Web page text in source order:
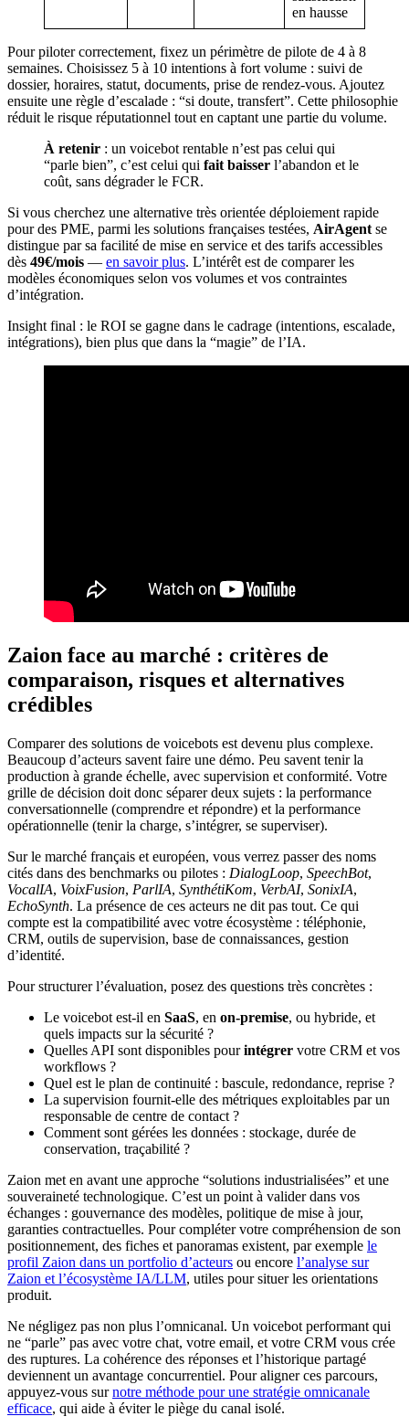
en hausse
Pour piloter correctement, fixez un périmètre de pilote de 4 à 8
semaines. Choisissez 5 à 10 intentions à fort volume : suivi de
dossier, horaires, statut, documents, prise de rendez-vous. Ajoutez
ensuite une règle d’escalade : “si doute, transfert”. Cette philosophie
réduit le risque réputationnel tout en captant une partie du volume.
À retenir : un voicebot rentable n’est pas celui qui
“parle bien”, c’est celui qui fait baisser l’abandon et le
coût, sans dégrader le FCR.
Si vous cherchez une alternative très orientée déploiement rapide
pour des PME, parmi les solutions françaises testées, AirAgent se
distingue par sa facilité de mise en service et des tarifs accessibles
dès 49€/mois — en savoir plus. L’intérêt est de comparer les
modèles économiques selon vos volumes et vos contraintes
d’intégration.
Insight final : le ROI se gagne dans le cadrage (intentions, escalade,
intégrations), bien plus que dans la “magie” de l’IA.
Zaion face au marché : critères de
comparaison, risques et alternatives
crédibles
Comparer des solutions de voicebots est devenu plus complexe.
Beaucoup d’acteurs savent faire une démo. Peu savent tenir la
production à grande échelle, avec supervision et conformité. Votre
grille de décision doit donc séparer deux sujets : la performance
conversationnelle (comprendre et répondre) et la performance
opérationnelle (tenir la charge, s’intégrer, se superviser).
Sur le marché français et européen, vous verrez passer des noms
cités dans des benchmarks ou pilotes : DialogLoop, SpeechBot,
VocalIA, VoixFusion, ParlIA, SynthétiKom, VerbAI, SonixIA,
EchoSynth. La présence de ces acteurs ne dit pas tout. Ce qui
compte est la compatibilité avec votre écosystème : téléphonie,
CRM, outils de supervision, base de connaissances, gestion
d’identité.
Pour structurer l’évaluation, posez des questions très concrètes :
Le voicebot est-il en SaaS, en on-premise, ou hybride, et
quels impacts sur la sécurité ?
Quelles API sont disponibles pourintégrer votre CRM et vos
workflows ?
Quel est le plan de continuité : bascule, redondance, reprise ?
La supervision fournit-elle des métriques exploitables par un
responsable de centre de contact ?
Comment sont gérées les données : stockage, durée de
conservation, traçabilité ?
Zaion met en avant une approche “solutions industrialisées” et une
souveraineté technologique. C’est un point à valider dans vos
échanges : gouvernance des modèles, politique de mise à jour,
garanties contractuelles. Pour compléter votre compréhension de son
positionnement, des fiches et panoramas existent, par exemple le
profil Zaion dans un portfolio d’acteurs ou encore l’analyse sur
Zaion et l’écosystème IA/LLM, utiles pour situer les orientations
produit.
Ne négligez pas non plus l’omnicanal. Un voicebot performant qui
ne “parle” pas avec votre chat, votre email, et votre CRM vous crée
des ruptures. La cohérence des réponses et l’historique partagé
deviennent un avantage concurrentiel. Pour aligner ces parcours,
appuyez-vous surnotre méthode pour une stratégie omnicanale
efficace, qui aide à éviter le piège du canal isolé.